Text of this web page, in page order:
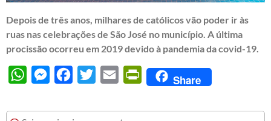
Depois de três anos, milhares de católicos vão poder ir às
ruas nas celebrações de São José no município. A última
procissão ocorreu em 2019 devido à pandemia da covid-19.
WhatsAppMessengerFacebook
Twitter Email PrintFriendly
Share